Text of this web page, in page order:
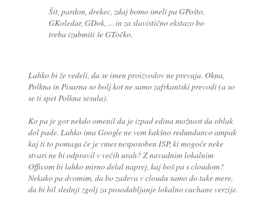
Šit, pardon, drekec, zdaj bomo imeli pa GPošto,
GKoledar, GDok, ... in za slavistično ekstazo bo
treba izubmiti še GTočko.
Lahko bi že vedeli, da se imen proizvodov ne prevaja. Okna,
Polkna in Pisarna so bolj kot ne samo zafrkantski prevodi (a so
se ti spet Polkna sesula).
Ko pa je gor nekdo omenil da je izpad edina možnost da oblak
dol pade. Lahko ima Google ne vem kakšno redundanco ampak
kaj ti to pomaga če je vmes nesposoben ISP, ki mogoče neke
stvari ne bi odpravil v večih urah? Z navadnim lokalnim
Officom bi lahko mirno delal naprej, kaj boš pa s cloudom?
Nekako pa dvomim, da bo zadeva v cloudu samo do take mere,
da bi bil slednji zgolj za posodabljanje lokalno cachane verzije.